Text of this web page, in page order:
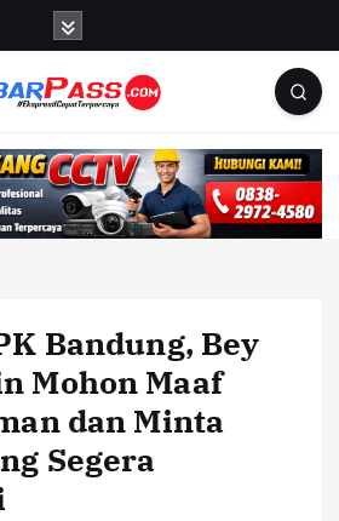
Bandung, Bey
Mohon Maaf
dan Minta
Segera